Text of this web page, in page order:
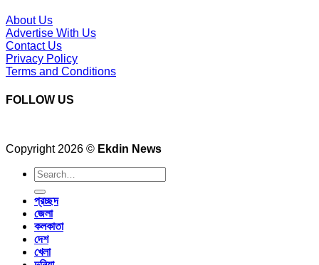
About Us
Advertise With Us
Contact Us
Privacy Policy
Terms and Conditions
FOLLOW US
Copyright 2026 © Ekdin News
প্রচ্ছদ
জেলা
কলকাতা
দেশ
খেলা